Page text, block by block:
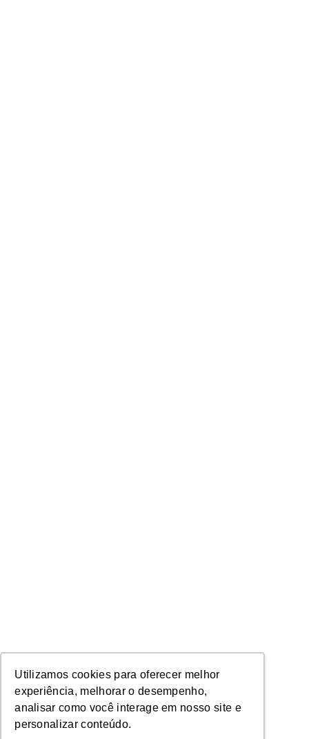
Utilizamos cookies para oferecer melhor
experiência, melhorar o desempenho,
analisar como você interage em nosso site e
personalizar conteúdo.